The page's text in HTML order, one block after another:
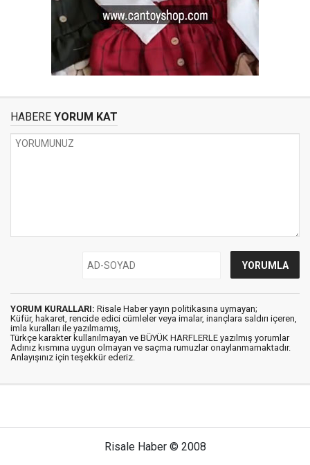
HABERE YORUM KAT
YORUM KURALLARI: Risale Haber yayın politikasına uymayan;
Küfür, hakaret, rencide edici cümleler veya imalar, inançlara saldırı içeren,
imla kuralları ile yazılmamış,
Türkçe karakter kullanılmayan ve BÜYÜK HARFLERLE yazılmış yorumlar
Adınız kısmına uygun olmayan ve saçma rumuzlar onaylanmamaktadır.
Anlayışınız için teşekkür ederiz.
Risale Haber © 2008